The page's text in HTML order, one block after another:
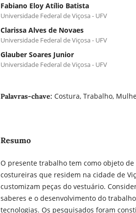
Fabiano Eloy Atílio Batista
Universidade Federal de Viçosa - UFV
Clarissa Alves de Novaes
Universidade Federal de Viçosa - UFV
Glauber Soares Junior
Universidade Federal de Viçosa - UFV
Palavras-chave: Costura, Trabalho,
Resumo
O presente trabalho tem como objeto de
costureiras que residem na cidade de
customizam peças do vestuário.
saberes e o desenvolvimento do
tecnologias. Os pesquisados foram